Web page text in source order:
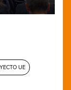
UE